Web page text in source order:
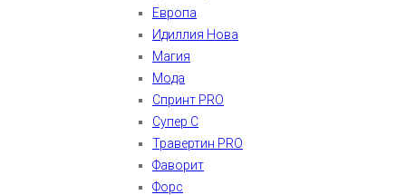
Европа
Идиллия Нова
Магия
Мода
Спринт PRO
Супер С
Травертин PRO
Фаворит
Форс